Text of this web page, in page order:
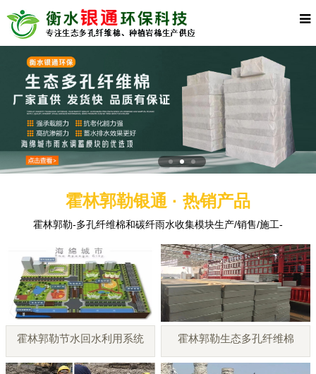
霍林郭勒银通 · 热销产品
霍林郭勒-多孔纤维棉和碳纤雨水收集模块生产/销售/施工-
霍林郭勒节水回水利用系统 霍林郭勒生态多孔纤维棉